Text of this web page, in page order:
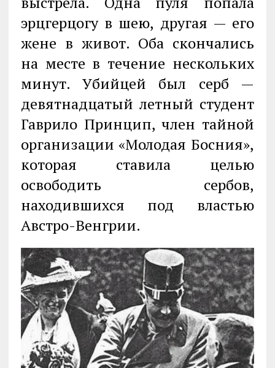
эрцгерцогу в шею, другая — его
жене в живот. Оба скончались
на месте в течение нескольких
минут. Убийцей был серб —
девятнадцатый летный студент
Гаврило Принцип, член тайной
организации «Молодая Босния»,
которая ставила целью
освободить сербов,
находившихся под властью
Австро-Венгрии.